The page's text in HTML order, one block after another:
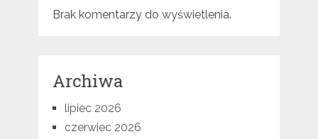
Brak komentarzy do wyświetlenia.
Archiwa
lipiec 2026
czerwiec 2026